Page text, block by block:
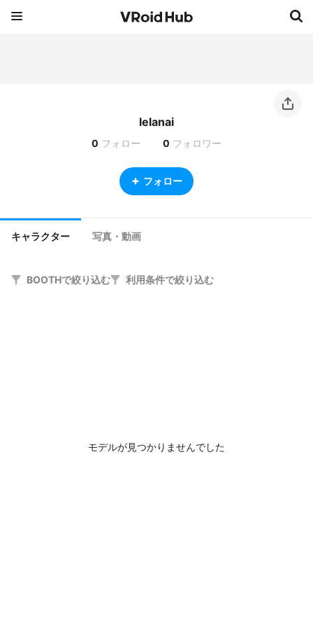
lelanai
0 フォロー 0 フォロワー
フォロー
キャラクター 写真・動画
BOOTHで絞り込む 利用条件で絞り込む
モデルが見つかりませんでした